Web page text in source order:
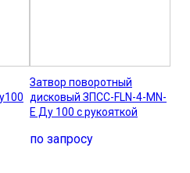
Затвор поворотный
дисковый ЗПСС-FLN-4-MN-
E Ду 100 с рукояткой
по запросу